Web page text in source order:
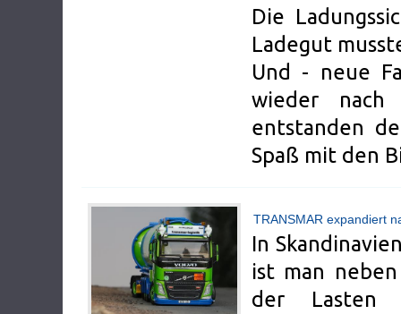
Die
Ladegut
Und - neue
wieder nach
entstanden
Spaß mit den
TRANSMAR expandiert
In
ist man
der Lasten